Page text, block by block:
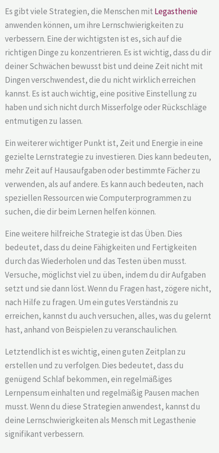
Es gibt viele Strategien, die Menschen mit Legasthenie
anwenden können, um ihre Lernschwierigkeiten zu
verbessern. Eine der wichtigsten ist es, sich auf die
richtigen Dinge zu konzentrieren. Es ist wichtig, dass du dir
deiner Schwächen bewusst bist und deine Zeit nicht mit
Dingen verschwendest, die du nicht wirklich erreichen
kannst. Es ist auch wichtig, eine positive Einstellung zu
haben und sich nicht durch Misserfolge oder Rückschläge
entmutigen zu lassen.
Ein weiterer wichtiger Punkt ist, Zeit und Energie in eine
gezielte Lernstrategie zu investieren. Dies kann bedeuten,
mehr Zeit auf Hausaufgaben oder bestimmte Fächer zu
verwenden, als auf andere. Es kann auch bedeuten, nach
speziellen Ressourcen wie Computerprogrammen zu
suchen, die dir beim Lernen helfen können.
Eine weitere hilfreiche Strategie ist das Üben. Dies
bedeutet, dass du deine Fähigkeiten und Fertigkeiten
durch das Wiederholen und das Testen üben musst.
Versuche, möglichst viel zu üben, indem du dir Aufgaben
setzt und sie dann löst. Wenn du Fragen hast, zögere nicht,
nach Hilfe zu fragen. Um ein gutes Verständnis zu
erreichen, kannst du auch versuchen, alles, was du gelernt
hast, anhand von Beispielen zu veranschaulichen.
Letztendlich ist es wichtig, einen guten Zeitplan zu
erstellen und zu verfolgen. Dies bedeutet, dass du
genügend Schlaf bekommen, ein regelmäßiges
Lernpensum einhalten und regelmäßig Pausen machen
musst. Wenn du diese Strategien anwendest, kannst du
deine Lernschwierigkeiten als Mensch mit Legasthenie
signifikant verbessern.